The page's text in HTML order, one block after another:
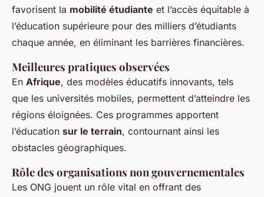
favorisent la mobilité étudiante et l’accès équitable à
l’éducation supérieure pour des milliers d’étudiants
chaque année, en éliminant les barrières financières.
Meilleures pratiques observées
En Afrique, des modèles éducatifs innovants, tels
que les universités mobiles, permettent d’atteindre les
régions éloignées. Ces programmes apportent
l’éducation sur le terrain, contournant ainsi les
obstacles géographiques.
Rôle des organisations non gouvernementales
Les ONG jouent un rôle vital en offrant des